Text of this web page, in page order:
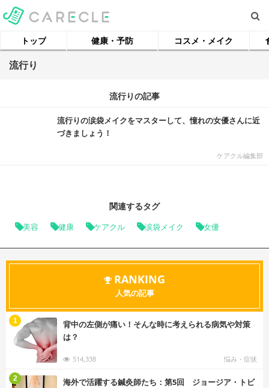
トップ 健康・予防 コスメ・メイク
流行り
流行りの記事
流行りの涙袋メイクをマスターして、憧れの女優さんに近
づきましょう！
ケアクル編集部
関連するタグ
美容 健康 ケアクル 涙袋メイク 女優
RANKING
人気の記事
背中の左側が痛い！そんな時に考えられる病気や対策
は？
514,338 悩み・症状
1
海外で活躍する鍼灸師たち：第5回 ジョージア・トビ
2